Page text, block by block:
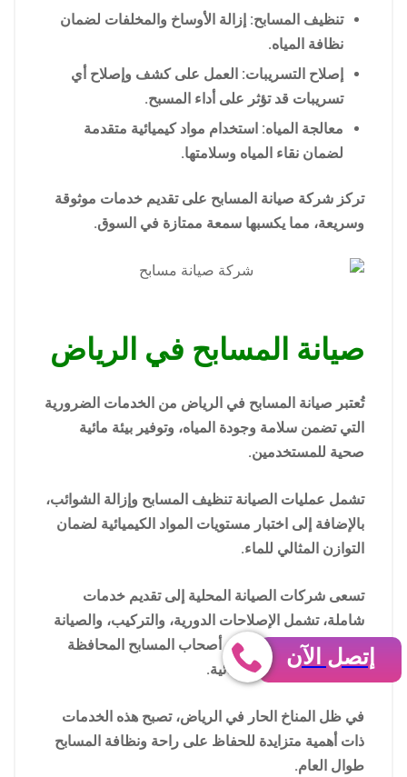
تنظيف المسابح: إزالة الأوساخ والمخلفات لضمان
نظافة المياه.
إصلاح التسريبات: العمل على كشف وإصلاح أي
تسريبات قد تؤثر على أداء المسبح.
معالجة المياه: استخدام مواد كيميائية متقدمة
لضمان نقاء المياه وسلامتها.
تركز شركة صيانة المسابح على تقديم خدمات موثوقة
وسريعة، مما يكسبها سمعة ممتازة في السوق.
صيانة المسابح في الرياض
تُعتبر صيانة المسابح في الرياض من الخدمات الضرورية
التي تضمن سلامة وجودة المياه، وتوفير بيئة مائية
صحية للمستخدمين.
تشمل عمليات الصيانة تنظيف المسابح وإزالة الشوائب،
بالإضافة إلى اختبار مستويات المواد الكيميائية لضمان
التوازن المثالي للماء.
تسعى شركات الصيانة المحلية إلى تقديم خدمات
شاملة، تشمل الإصلاحات الدورية، والتركيب، والصيانة
الوقائية، مما يسهل على أصحاب المسابح المحافظة
على جودة مرافقهم المائية.
في ظل المناخ الحار في الرياض، تصبح هذه الخدمات
ذات أهمية متزايدة للحفاظ على راحة ونظافة المسابح
طوال العام.
إتصل الآن